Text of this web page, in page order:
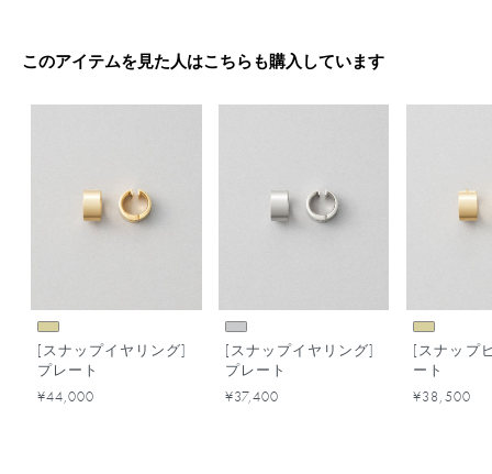
このアイテムを見た人はこちらも購入しています
[スナップイヤリング]
プレート
¥44,000
[スナップイヤリング]
プレート
¥37,400
[スナップ
ート
¥38,500